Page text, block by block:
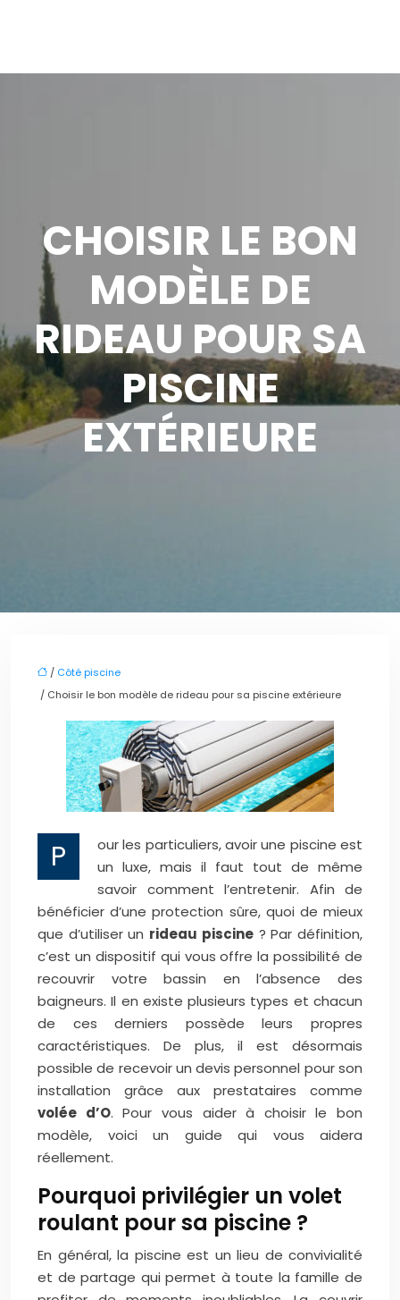
CHOISIR LE BON
MODÈLE DE
RIDEAU POUR SA
PISCINE
EXTÉRIEURE
/ Côté piscine
/ Choisir le bon modèle de rideau pour sa piscine extérieure
P
our les particuliers, avoir une piscine est
un luxe, mais il faut tout de même
savoir comment l’entretenir. Afin de
bénéficier d’une protection sûre, quoi de mieux
que d’utiliser un rideau piscine? Par définition,
c’est un dispositif qui vous offre la possibilité de
recouvrir votre bassin en l’absence des
baigneurs. Il en existe plusieurs types et chacun
de ces derniers possède leurs propres
caractéristiques. De plus, il est désormais
possible de recevoir un devis personnel pour son
installation grâce aux prestataires comme
volée d’O. Pour vous aider à choisir le bon
modèle, voici un guide qui vous aidera
réellement.
Pourquoi privilégier un volet
roulant pour sa piscine ?
En général, la piscine est un lieu de convivialité
et de partage qui permet à toute la famille de